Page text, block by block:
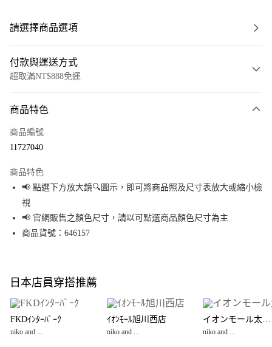
請選擇商品選項
付款與運送方式
超取滿NT$888免運
信用卡一次付款
Apple Pay
街口支付
悠遊付
全盈+PAY
大哥付你分期
【大哥付你分期使用說明】
1.本服務由台灣大哥大提供，台灣大哥大用戶可立即使用無須另外申請。
AFTEE先享後付
商品特色
商品編號
11727040
商品特色
📢 點選下方放大鏡🔍圖示，即可將商品照及尺寸表放大或縮小檢
視
📢 官網販售之顏色尺寸，請以可點選商品顏色尺寸為主
商品貨號：646157
日本店員穿搭推薦
FKDｲﾝﾀｰﾊﾟｰｸ
niko and ...
ｲｵﾝﾓｰﾙ旭川西店
niko and ...
イオンモール太田店
niko and ...